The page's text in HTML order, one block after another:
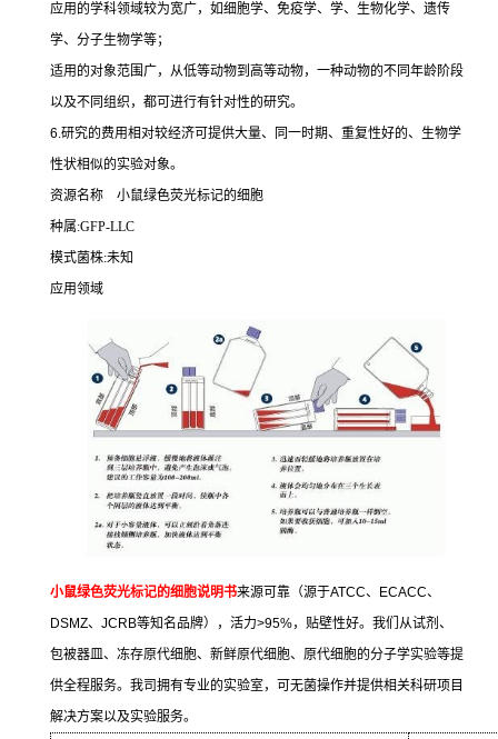
应用的学科领域较为宽广，如细胞学、免疫学、学、生物化学、遗传
学、分子生物学等；
适用的对象范围广，从低等动物到高等动物，一种动物的不同年龄阶段
以及不同组织，都可进行有针对性的研究。
6.研究的费用相对较经济可提供大量、同一时期、重复性好的、生物学
性状相似的实验对象。
资源名称 小鼠绿色荧光标记的细胞
种属:GFP-LLC
模式菌株:未知
应用领域
小鼠绿色荧光标记的细胞说明书来源可靠（源于ATCC、 ECACC、
DSMZ、 JCRB等知名品牌），活力>95%，贴壁性好。我们从试剂、
包被器皿、冻存原代细胞、新鲜原代细胞、原代细胞的分子学实验等提
供全程服务。我司拥有专业的实验室，可无菌操作并提供相关科研项目
解决方案以及实验服务。